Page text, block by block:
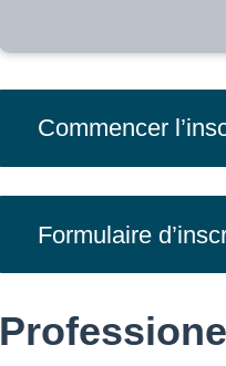
Commencer
Formulaire